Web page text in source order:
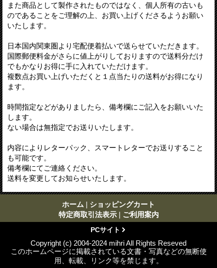
また商品として製作されたものではなく、個人所有の古いも
のであることをご理解の上、お買い上げくださるようお願い
いたします。
日本国内関東圏より宅配便着払いで送らせていただきます。
国際郵便料金がさらに値上がりしておりますので送料分だけ
でもかなりお得に手に入れていただけます。
複数点お買い上げいただくと１点当たりの送料がお得になり
ます。
時間指定などがありましたら、備考欄にご記入をお願いいた
します。
ない場合は無指定でお送りいたします。
内容によりレターパック、スマートレターでお送りすること
も可能です。
備考欄にてご連絡ください。
送料を変更してお知らせいたします。
ホーム | ショッピングカート
特定商取引法表示 | ご利用案内
PCサイト
Copyright (c) 2004-2024 mihri All Rights Reseved
このホームページに掲載されている文書・写真などの無断使
用、転載、リンク等を禁じます。